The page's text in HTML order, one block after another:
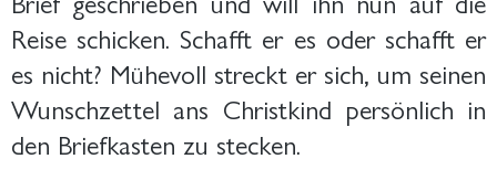
Reise schicken. Schafft er es oder schafft er
es nicht? Mühevoll streckt er sich, um seinen
Wunschzettel ans Christkind persönlich in
den Briefkasten zu stecken.